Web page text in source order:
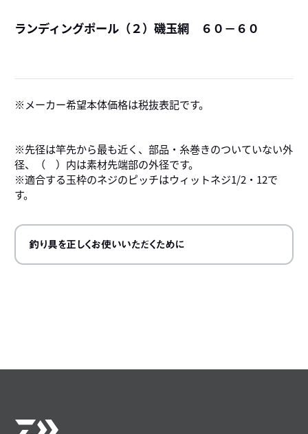
ランディングポール（２）磯玉網 ６０－６０
メーカー希望本体価格は税抜表記です。
※先径は竿先から最も近く、部品・糸巻きのついていない外
径、（ ）内は素材先端部の外径です。
※適合する玉枠のネジのピッチはウィットネジ1/2・12で
す。
釣り具を正しくお使いいただくために